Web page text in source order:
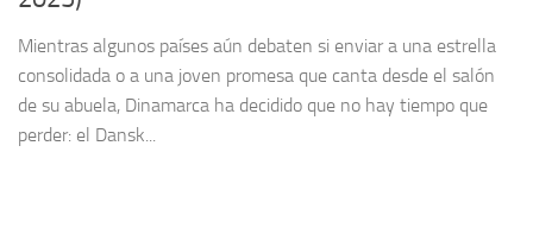
Mientras algunos países aún debaten si enviar a una estrella
consolidada o a una joven promesa que canta desde el salón
de su abuela, Dinamarca ha decidido que no hay tiempo que
perder: el Dansk...